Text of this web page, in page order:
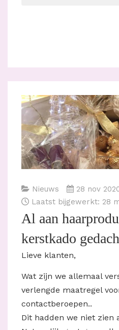
Nieuws
28 nov
Laatst bijgewerkt: 28
Al aan
kerstkado
Lieve klanten,
Wat zijn we allemaal
verlengde maatregel
contactberoepen..
Dit hadden we niet zien